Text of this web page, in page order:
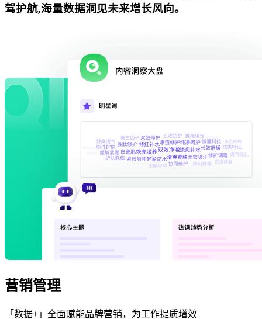
驾护航,海量数据洞见未来增长风向。
营销管理
「数据+」全面赋能品牌营销，为工作提质增效